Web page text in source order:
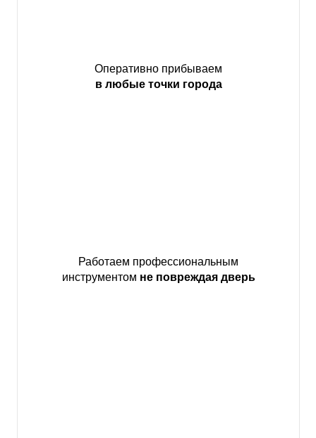
Оперативно прибываем
в любые точки города
Работаем профессиональным
инструментом не повреждая дверь